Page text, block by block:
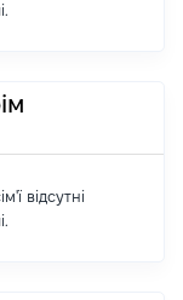
відсутні